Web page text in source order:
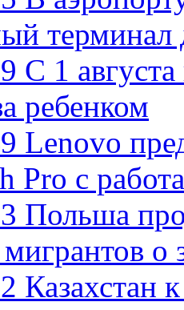
терминал
С 1
ребенком
Lenovo
Pro с
Польша
мигрантов
Казахстан